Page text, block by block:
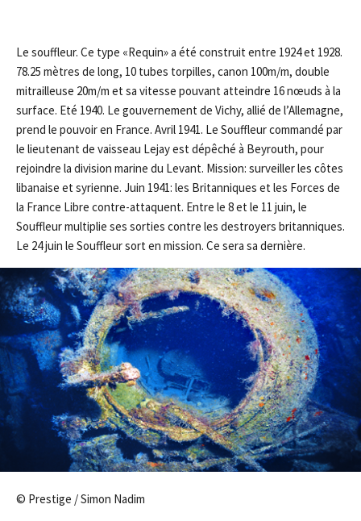
Le souffleur. Ce type «Requin» a été construit entre 1924 et 1928.
78.25 mètres de long, 10 tubes torpilles, canon 100m/m, double
mitrailleuse 20m/m et sa vitesse pouvant atteindre 16 nœuds à la
surface. Eté 1940. Le gouvernement de Vichy, allié de l’Allemagne,
prend le pouvoir en France. Avril 1941. Le Souffleur commandé par
le lieutenant de vaisseau Lejay est dépêché à Beyrouth, pour
rejoindre la division marine du Levant. Mission: surveiller les côtes
libanaise et ­syrienne. Juin 1941: les Britanniques et les Forces de
la France Libre contre-attaquent. Entre le 8 et le 11 juin, le
Souffleur multiplie ses sorties contre les destroyers britanniques.
Le 24 juin le Souffleur sort en mission. Ce sera sa dernière.
© Prestige / Simon Nadim